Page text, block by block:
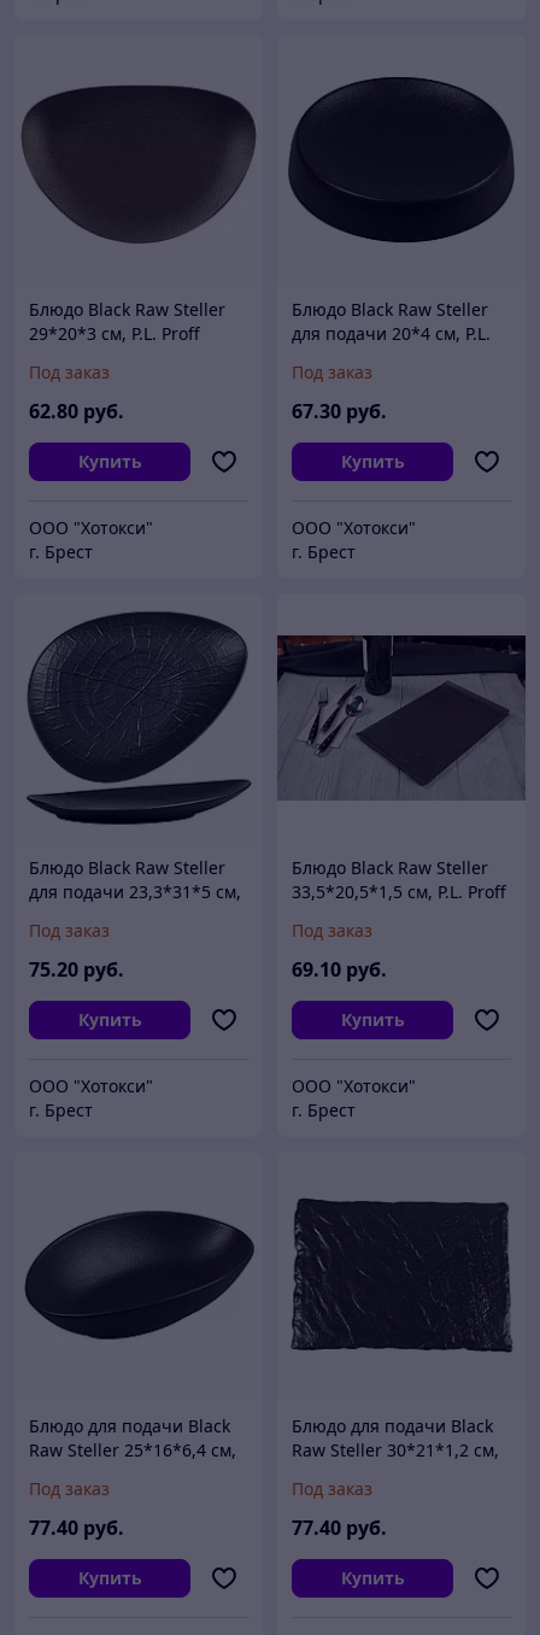
Блюдо Black Raw Steller
29*20*3 см, P.L. Proff
Под заказ
62.80 руб.
Купить
ООО "Хотокси"
г. Брест
Блюдо Black Raw Steller
для подачи 20*4 см, P.L.
Под заказ
67.30 руб.
Купить
ООО "Хотокси"
г. Брест
Блюдо Black Raw Steller
для подачи 23,3*31*5 см,
Под заказ
75.20 руб.
Купить
ООО "Хотокси"
г. Брест
Блюдо Black Raw Steller
33,5*20,5*1,5 см, P.L. Proff
Под заказ
69.10 руб.
Купить
ООО "Хотокси"
г. Брест
Блюдо для подачи Black
Raw Steller 25*16*6,4 см,
Под заказ
77.40 руб.
Купить
Блюдо для подачи Black
Raw Steller 30*21*1,2 см,
Под заказ
77.40 руб.
Купить